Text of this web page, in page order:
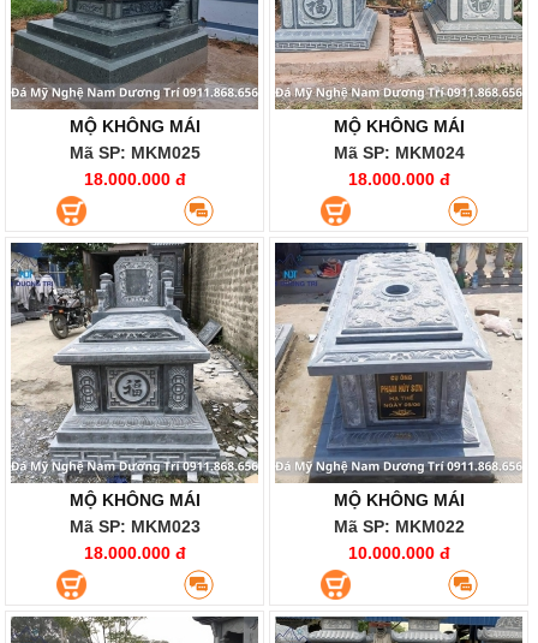
MỘ KHÔNG MÁI
Mã SP: MKM025
18.000.000 đ
MỘ KHÔNG MÁI
Mã SP: MKM024
18.000.000 đ
MỘ KHÔNG MÁI
Mã SP: MKM023
18.000.000 đ
MỘ KHÔNG MÁI
Mã SP: MKM022
10.000.000 đ